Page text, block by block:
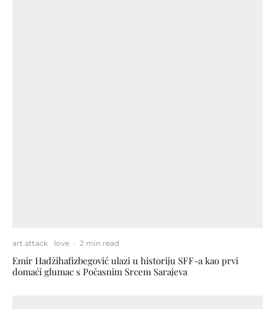
art attack love · 2 min read
Emir Hadžihafizbegović ulazi u historiju SFF-a kao prvi
domaći glumac s Počasnim Srcem Sarajeva